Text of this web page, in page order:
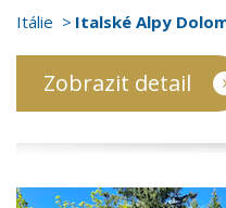
Itálie Italské Alpy
Zobrazit detail